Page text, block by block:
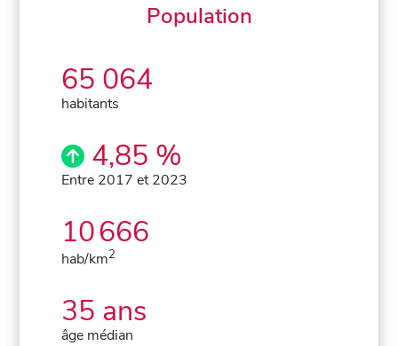
Population
65 064
habitants
4,85 %
Entre 2017 et 2023
10 666
hab/km2
35 ans
âge médian